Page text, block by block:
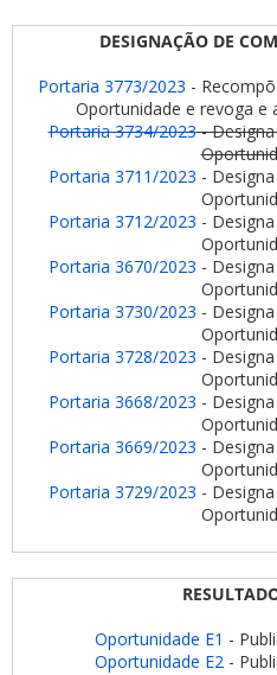
DESIGNAÇÃO DE
Portaria 3773/2023 -
Oportunidade e revoga e
Portaria 3734/2023- Designa
Portaria 3711/2023 -
Portaria 3712/2023 -
Portaria 3670/2023 -
Portaria 3730/2023 -
Portaria 3728/2023 -
Portaria 3668/2023 -
Portaria 3669/2023 -
Portaria 3729/2023 -
Oportunidade E1 -
Oportunidade E2 -